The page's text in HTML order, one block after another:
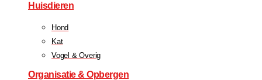
Huisdieren
Hond
Kat
Vogel & Overig
Organisatie & Opbergen